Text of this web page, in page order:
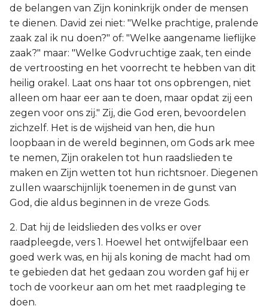
de belangen van Zijn koninkrijk onder de mensen
te dienen. David zei niet: "Welke prachtige, pralende
zaak zal ik nu doen?" of: "Welke aangename lieflijke
zaak?" maar: "Welke Godvruchtige zaak, ten einde
de vertroosting en het voorrecht te hebben van dit
heilig orakel. Laat ons haar tot ons opbrengen, niet
alleen om haar eer aan te doen, maar opdat zij een
zegen voor ons zij." Zij, die God eren, bevoordelen
zichzelf. Het is de wijsheid van hen, die hun
loopbaan in de wereld beginnen, om Gods ark mee
te nemen, Zijn orakelen tot hun raadslieden te
maken en Zijn wetten tot hun richtsnoer. Diegenen
zullen waarschijnlijk toenemen in de gunst van
God, die aldus beginnen in de vreze Gods.
2. Dat hij de leidslieden des volks er over
raadpleegde, vers 1. Hoewel het ontwijfelbaar een
goed werk was, en hij als koning de macht had om
te gebieden dat het gedaan zou worden gaf hij er
toch de voorkeur aan om het met raadpleging te
doen.